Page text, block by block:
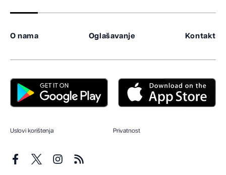
O nama Oglašavanje Kontakt
Uslovi korištenja Privatnost